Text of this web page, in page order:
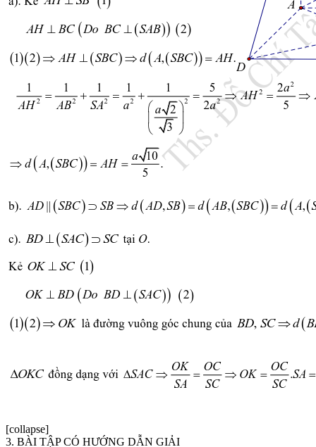
[collapse]
3. BÀI TẬP CÓ HƯỚNG DẪN GIẢI